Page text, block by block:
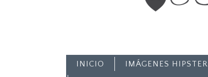
INICIO IMÁGENES HIPSTER